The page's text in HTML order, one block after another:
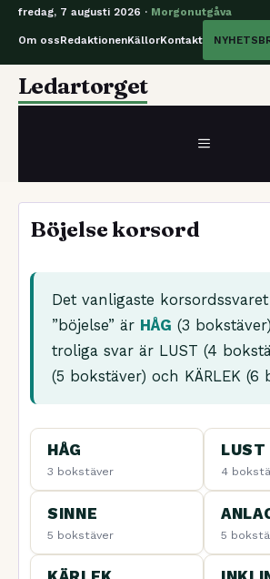
fredag, 7 augusti 2026 · Morgonutgåva
Om ossRedaktionenKällorKontakt
HoppaLedartorget
MENY
Böjelse korsord
Det vanligaste
”böjelse” är HÅG (3
troliga svar är LUST (4
(5 bokstäver) och KÄRLEK (6
HÅG
3 bokstäver
LUST
4
SINNE
5 bokstäver 5